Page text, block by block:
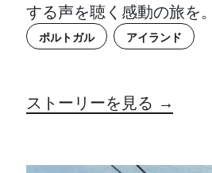
する声を聴く感動の旅を。
ポルトガル アイランド
ストーリーを見る →